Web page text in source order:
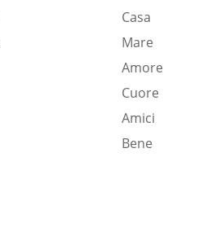
Casa
Mare
Amore
Cuore
Amici
Bene